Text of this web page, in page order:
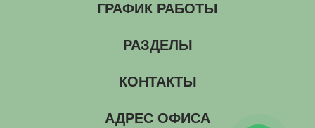
ГРАФИК РАБОТЫ
РАЗДЕЛЫ
КОНТАКТЫ
АДРЕС ОФИСА